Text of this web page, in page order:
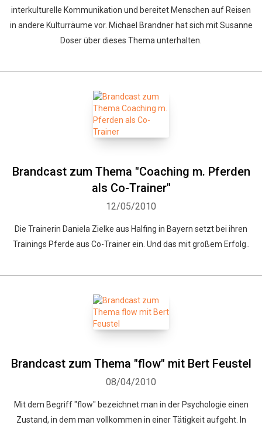
interkulturelle Kommunikation und bereitet Menschen auf Reisen
in andere Kulturräume vor. Michael Brandner hat sich mit Susanne
Doser über dieses Thema unterhalten.
Brandcast zum Thema "Coaching m. Pferden
als Co-Trainer"
12/05/2010
Die Trainerin Daniela Zielke aus Halfing in Bayern setzt bei ihren
Trainings Pferde aus Co-Trainer ein. Und das mit großem Erfolg..
Brandcast zum Thema "flow" mit Bert Feustel
08/04/2010
Mit dem Begriff "flow" bezeichnet man in der Psychologie einen
Zustand, in dem man vollkommen in einer Tätigkeit aufgeht. In